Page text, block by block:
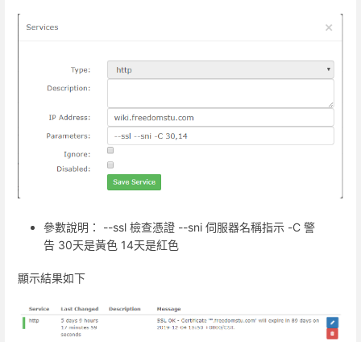
參數說明： --ssl 檢查憑證 --sni 伺服器名稱指示 -C 警
告 30天是黃色 14天是紅色
顯示結果如下